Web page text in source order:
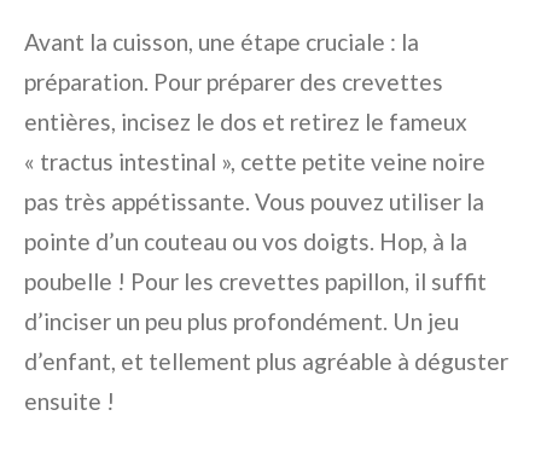
Avant la cuisson, une étape cruciale : la
préparation. Pour préparer des crevettes
entières, incisez le dos et retirez le fameux
« tractus intestinal », cette petite veine noire
pas très appétissante. Vous pouvez utiliser la
pointe d’un couteau ou vos doigts. Hop, à la
poubelle ! Pour les crevettes papillon, il suffit
d’inciser un peu plus profondément. Un jeu
d’enfant, et tellement plus agréable à déguster
ensuite !